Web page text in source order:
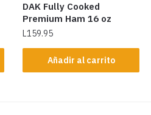
DAK Fully Cooked
Premium Ham 16 oz
L159.95
Añadir al carrito